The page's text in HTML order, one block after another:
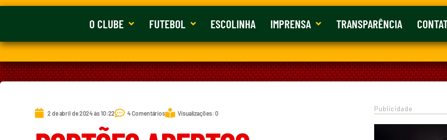
O CLUBE FUTEBOL ESCOLINHA IMPRENSA TRANSPARÊNCIA
2 de abril de 2024 às 10:22 4 Comentários Visualizações: 0
Publicidade